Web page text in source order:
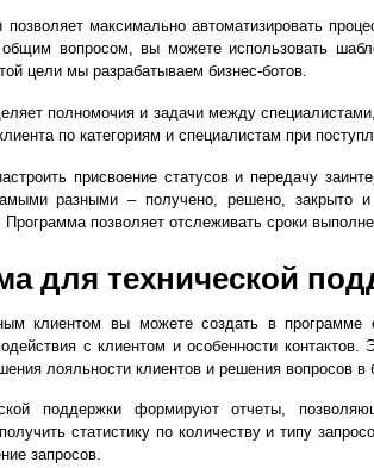
максимально автоматизировать
вопросом, вы можете использовать
цели мы разрабатываем бизнес-ботов.
полномочия и задачи между
по категориям и специалистам при
присвоение статусов и передачу
разными – получено, решено, закрыто
Программа позволяет отслеживать сроки
для технической
клиентом вы можете создать в программе
с клиентом и особенности
лояльности клиентов и решения вопросов в
поддержки формируют отчеты,
статистику по количеству и типу
запросов.